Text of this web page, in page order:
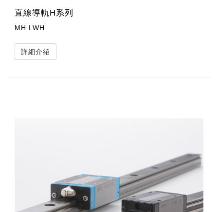
直線導軌H系列
MH LWH
詳細介紹